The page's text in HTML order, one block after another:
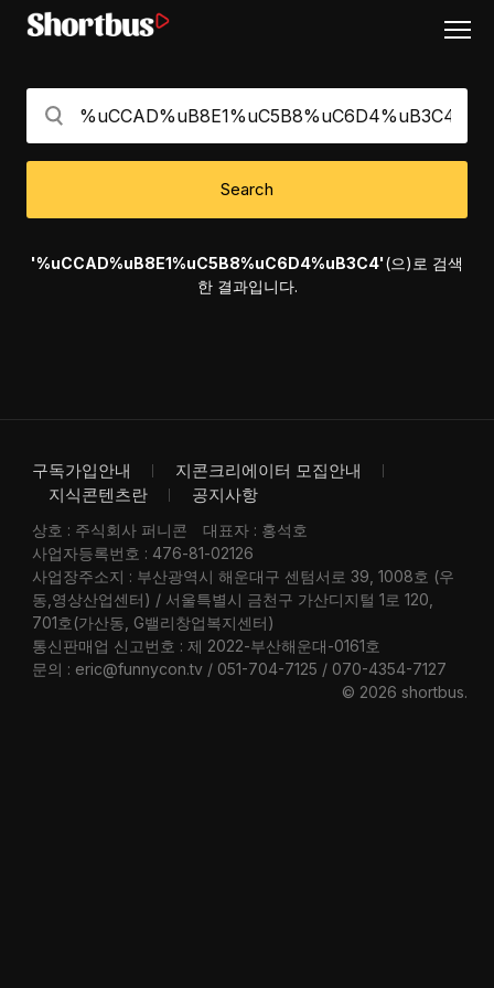
Search
'%uCCAD%uB8E1%uC5B8%uC6D4%uB3C4'(으)로 검색
한 결과입니다.
구독가입안내
지콘크리에이터 모집안내
지식콘텐츠란
공지사항
상호 : 주식회사 퍼니콘
대표자 : 홍석호
사업자등록번호 : 476-81-02126
사업장주소지 : 부산광역시 해운대구 센텀서로 39, 1008호 (우
동,영상산업센터) / 서울특별시 금천구 가산디지털 1로 120,
701호(가산동, G밸리창업복지센터)
통신판매업 신고번호 : 제 2022-부산해운대-0161호
문의 : eric@funnycon.tv / 051-704-7125 / 070-4354-7127
© 2026 shortbus.